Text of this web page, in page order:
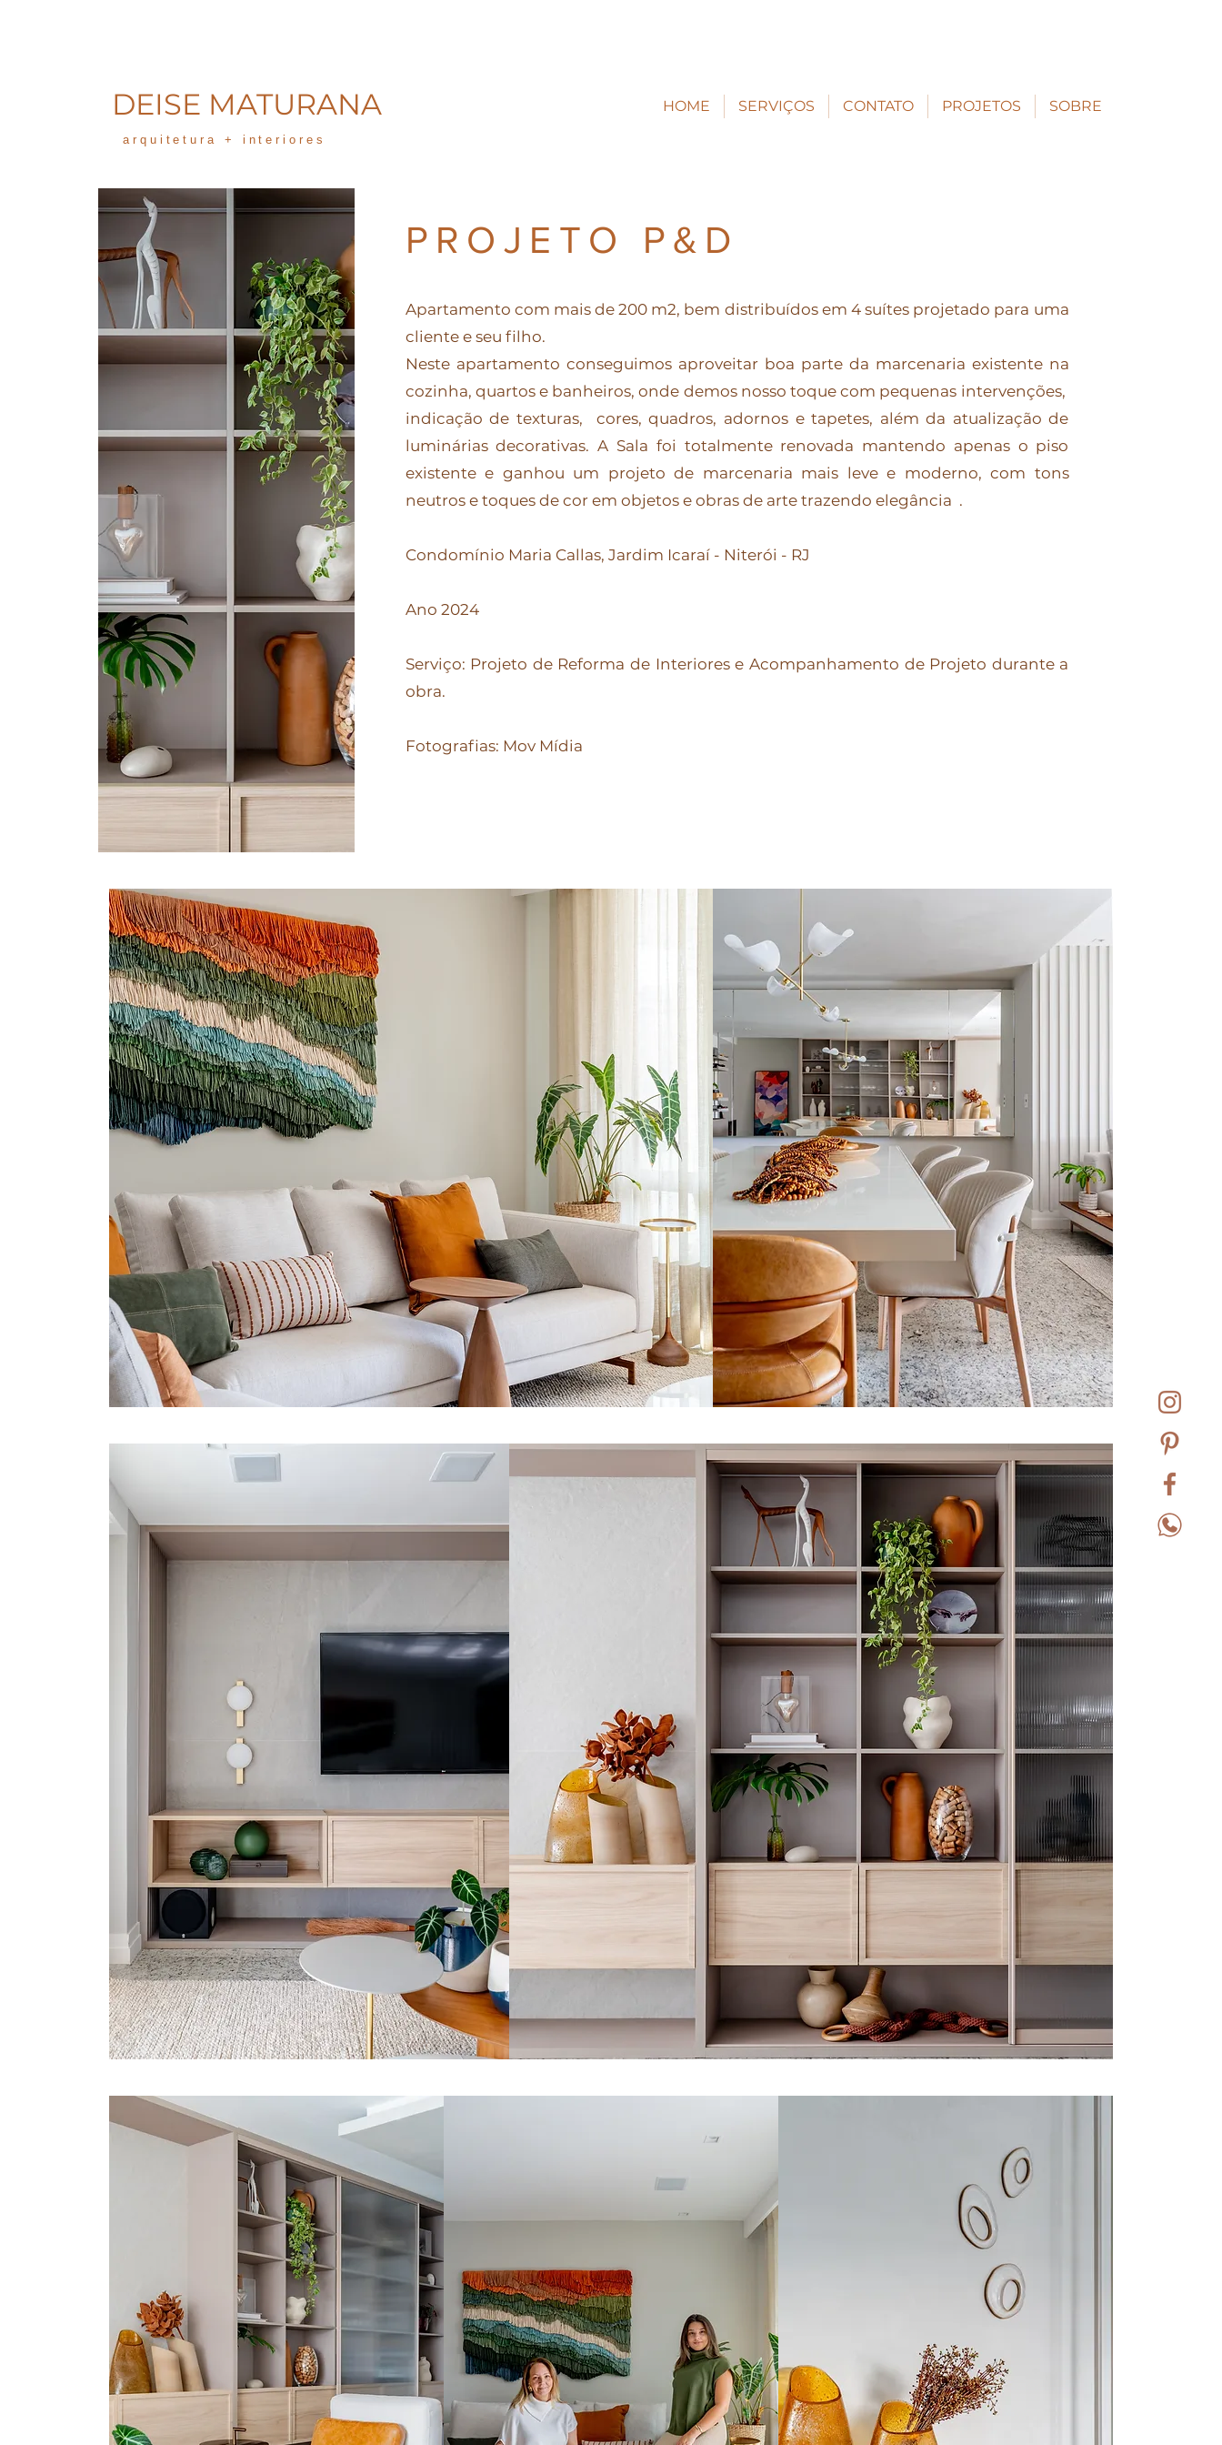
DEISE MATURANA HOME SERVIÇOS CONTATO PROJETOS SOBRE
arquitetura + interiores
PROJETO P&D
Apartamento com mais de 200 m2, bem distribuídos em 4 suítes projetado para uma
cliente e seu filho.
Neste apartamento conseguimos aproveitar boa parte da marcenaria existente na
cozinha, quartos e banheiros, onde demos nosso toque com pequenas intervenções,
indicação de texturas, cores, quadros, adornos e tapetes, além da atualização de
luminárias decorativas. A Sala foi totalmente renovada mantendo apenas o piso
existente e ganhou um projeto de marcenaria mais leve e moderno, com tons
neutros e toques de cor em objetos e obras de arte trazendo elegância .
Condomínio Maria Callas, Jardim Icaraí - Niterói - RJ​
Ano 2024
Serviço: Projeto de Reforma de Interiores e Acompanhamento de Projeto durante a
obra.
Fotografias: Mov Mídia